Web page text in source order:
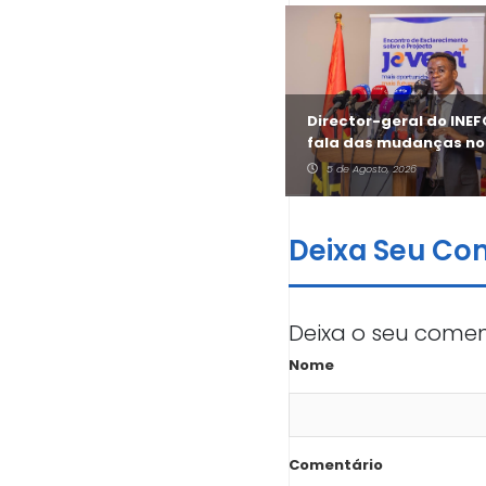
Director-geral do
fala das mudanças no
Jovem +
5 de Agosto, 2026
Deixa Seu
Deixa o seu
Nome
Comentário